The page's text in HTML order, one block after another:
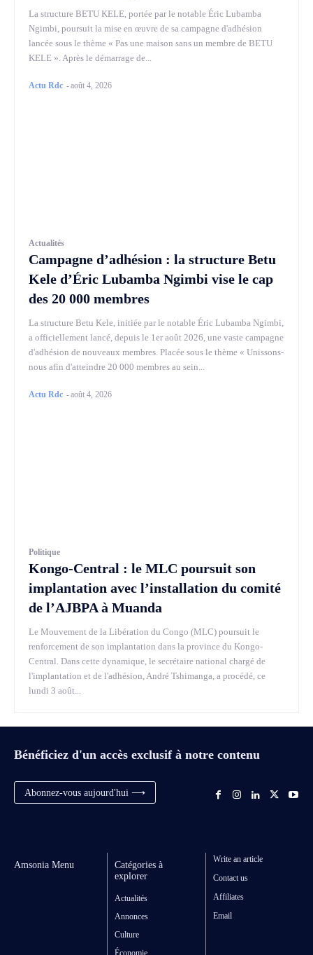
La structure BETU KELE, portée par le notable Éric Lubamba
Ngimbi, poursuit la mise en œuvre de sa campagne d'adhésion
lancée sous le thème « Pas une maison sans un membre de BETU
KELE ». Après le démarrage de...
Actu Rdc -août 4, 2026
Actualités
Campagne d’adhésion : la structure Betu
Kele d’Éric Lubamba Ngimbi vise le cap
des 20 000 membres
La structure Betu Kele, initiée par le notable Éric Lubamba Ngimbi,
a officiellement lancé, depuis le 1er août 2026, une vaste campagne
d'adhésion de nouveaux membres. Placée sous le thème « Unissons-
nous afin d'atteindre 20 000 membres au sein...
Actu Rdc -août 4, 2026
Politique
Kongo-Central : le MLC poursuit son
implantation avec l’installation du comité
de l’AJBPA à Muanda
Le Mouvement de la Libération du Congo (MLC) poursuit le
renforcement de son implantation dans la province du Kongo-
Central. Dans cette dynamique, le secrétaire national chargé de
l'implantation et de l'adhésion, André Tshimanga, a procédé, ce
lundi 3 août...
Bénéficiez d'un accès exclusif à notre contenu
Abonnez-vous aujourd'hui ⟶
Amsonia Menu
Catégories à
explorer
Actualités
Annonces
Culture
Write an article
Contact us
Affiliates
Email